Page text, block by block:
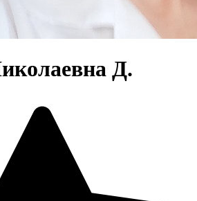
Д.